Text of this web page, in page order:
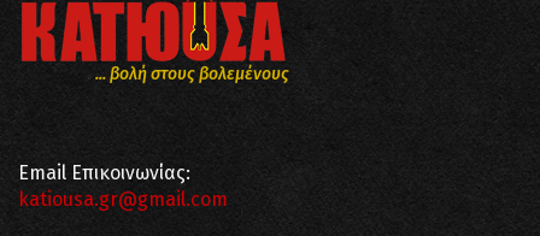
... βολή στους βολεμένους
Email Επικοινωνίας:
katiousa.gr@gmail.com